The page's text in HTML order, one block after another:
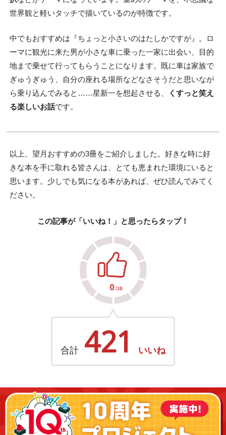
世界観と軽いタッチで描いているのが特徴です。
中でもおすすめは『ちょっと小さいのはたしかですが』。ロ
ーマに観光に来た男が小さな車に乗った一家に出会い、目的
地まで乗せて行ってもらうことになります。既に車は家族で
ぎゅうぎゅう、自分の座れる場所などなさそうだと思いなが
ら乗り込んでみると……星新一を想起させる、
くすっと笑え
る楽しいお話です。
以上、望月おすすめの3冊をご紹介しました。好きな時に好
きな本を手に取れる皆さんは、とても恵まれた環境にいると
思います。少しでも気になる本があれば、ぜひ読んでみてく
ださい。
この記事が「いいね！」と思ったらタップ！
合計 421 いいね